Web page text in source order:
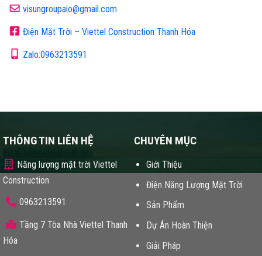
visungroupaio@gmail.com
Điện Mặt Trời – Viettel Construction Thanh Hóa
Zalo:0963213591
THÔNG TIN LIÊN HỆ
Năng lượng mặt trời Viettel
Construction
0963213591
Tầng 7 Tòa Nhà Viettel Thanh
Hóa
CHUYÊN MỤC
Giới Thiệu
Điện Năng Lượng Mặt Trời
Sản Phẩm
Dự Án Hoàn Thiện
Giải Pháp